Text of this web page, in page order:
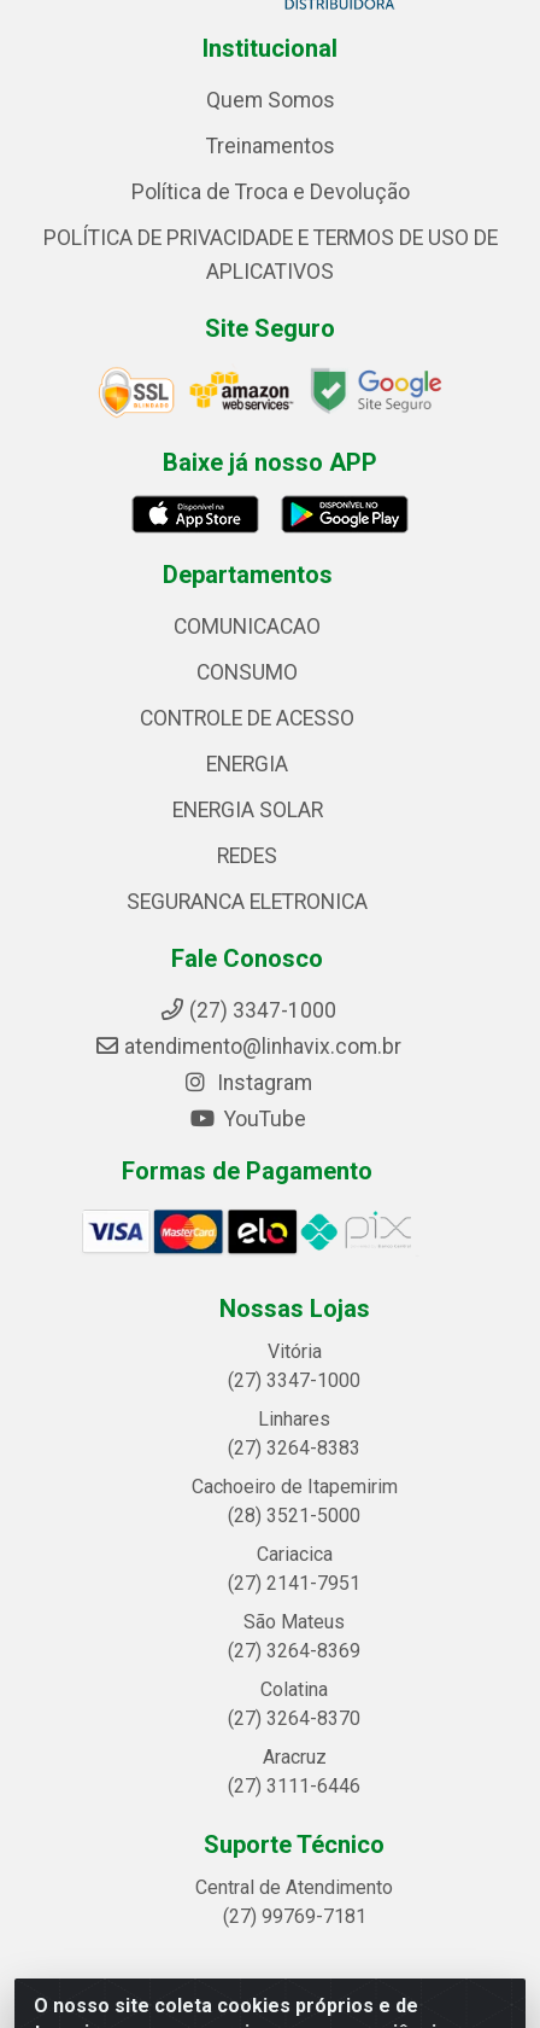
O nosso site coleta cookies próprios e de
Institucional
Quem Somos
Treinamentos
Política de Troca e Devolução
POLÍTICA DE PRIVACIDADE E TERMOS DE USO DE
APLICATIVOS
Site Seguro
Baixe já nosso APP
Departamentos
COMUNICACAO
CONSUMO
CONTROLE DE ACESSO
ENERGIA
ENERGIA SOLAR
REDES
SEGURANCA ELETRONICA
Fale Conosco
(27) 3347-1000
atendimento@linhavix.com.br
Instagram
YouTube
Formas de Pagamento
Nossas Lojas
Vitória
(27) 3347-1000
Linhares
(27) 3264-8383
Cachoeiro de Itapemirim
(28) 3521-5000
Cariacica
(27) 2141-7951
São Mateus
(27) 3264-8369
Colatina
(27) 3264-8370
Aracruz
(27) 3111-6446
Suporte Técnico
Central de Atendimento
(27) 99769-7181
Linhavix Distribuidora LTDA - Avenida Alegre, 2521 -